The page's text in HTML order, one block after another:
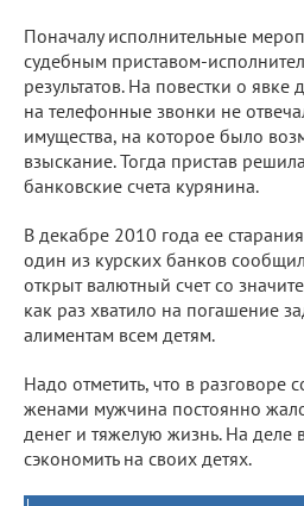
Поначалу исполнительные
судебным приставом-
результатов. На повестки о
на телефонные звонки не
имущества, на которое было
взыскание. Тогда пристав
банковские счета курянина.
В декабре 2010 года ее
один из курcких банков
открыт валютный счет со
как раз хватило на погашение
алиментам всем детям.
Надо отметить, что в
женами мужчина постоянно
денег и тяжелую жизнь. На деле
сэкономить на своих детях.